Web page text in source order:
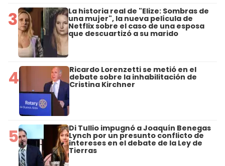
3 La historia real de "Elize: Sombras de
una mujer", la nueva película de
Netflix sobre el caso de una esposa
que descuartizó a su marido
4 Ricardo Lorenzetti se metió en el
debate sobre la inhabilitación de
Cristina Kirchner
5 Di Tullio impugnó a Joaquín Benegas
Lynch por un presunto conflicto de
intereses en el debate de la Ley de
Tierras